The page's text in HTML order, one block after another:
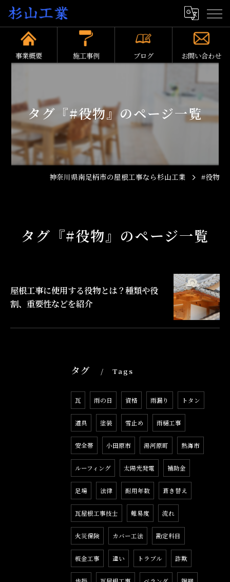
事業概要 施工事例 ブログ お問い合わせ
タグ『#役物』のページ一覧
神奈川県南足柄市の屋根工事なら杉山工業 #役物
タグ『#役物』のページ一覧
屋根工事に使用する役物とは？種類や役
割、重要性などを紹介
タグ Tags
瓦 雨の日 資格 雨漏り トタン
道具 塗装 雪止め 雨樋工事
安全帯 小田原市 湯河原町 熱海市
ルーフィング 太陽光発電 補助金
足場 法律 耐用年数 葺き替え
瓦屋根工事技士 難易度 流れ
火災保険 カバー工法 勘定科目
板金工事 違い トラブル 詐欺